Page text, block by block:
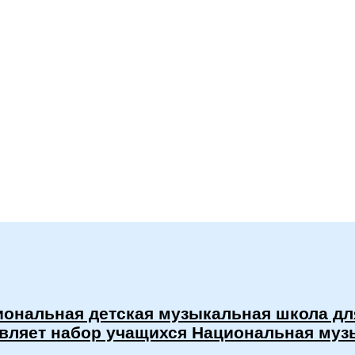
детская музыкальная школа
набор учащихся Национальная